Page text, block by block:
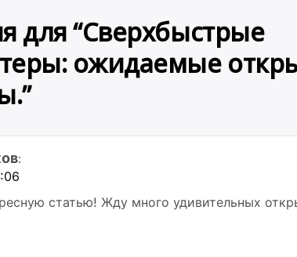
для “Сверхбыстрые
ожидаемые
”
:
статью! Жду много удивительных